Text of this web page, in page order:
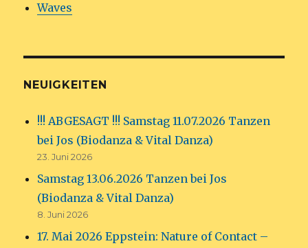
Waves
NEUIGKEITEN
!!! ABGESAGT !!! Samstag 11.07.2026 Tanzen
bei Jos (Biodanza & Vital Danza)
23. Juni 2026
Samstag 13.06.2026 Tanzen bei Jos
(Biodanza & Vital Danza)
8. Juni 2026
17. Mai 2026 Eppstein: Nature of Contact –